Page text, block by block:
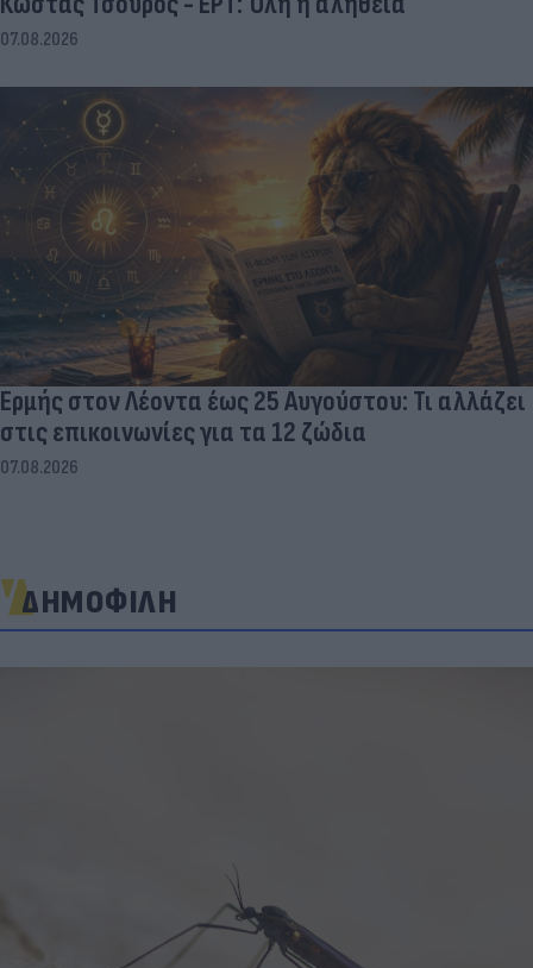
07.08.2026
Ερμής στον Λέοντα έως 25 Αυγούστου: Τι αλλάζει
στις επικοινωνίες για τα 12 ζώδια
07.08.2026
ΔΗΜΟΦΙΛΗ